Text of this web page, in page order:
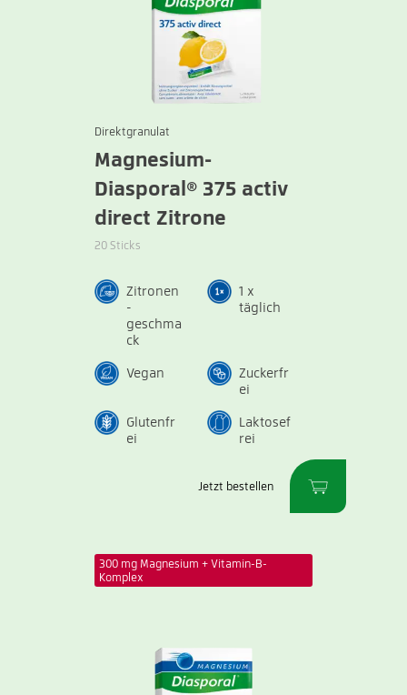
Direktgranulat
Magnesium-
Diasporal® 375 activ
direct Zitrone
20 Sticks
Zitronen
-
geschma
ck
1 x
täglich
Vegan
Zuckerfr
ei
Glutenfr
ei
Laktosef
rei
Jetzt bestellen
300 mg Magnesium + Vitamin-B-
Komplex